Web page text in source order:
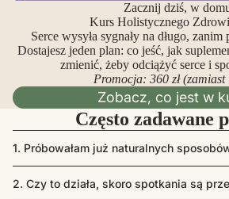
Zacznij dziś, w
Kurs Holistycznego
Serce wysyła sygnały na długo,
Dostajesz jeden plan: co jeść, jak
zmienić, żeby odciążyć serce i
Promocja: 360 zł (zamiast
Zobacz, co jest w
Często zadawane
1. Próbowałam już naturalnych
2. Czy to działa, skoro spotkania są